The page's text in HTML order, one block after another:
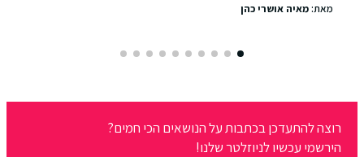
מאת:מאיה אושרי כהן
רוצה להתעדכן בכתבות על הנושאים הכי חמים?
הירשמי עכשיו לניוזלטר שלנו!